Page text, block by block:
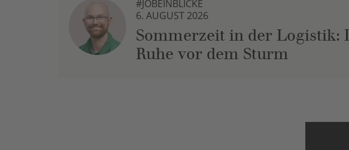
#JOBEINBLICKE
6. AUGUST 2026
Sommerzeit in der Logistik:
Ruhe vor dem Sturm